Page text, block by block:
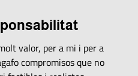
valor, per a mi i per a
compromisos que no